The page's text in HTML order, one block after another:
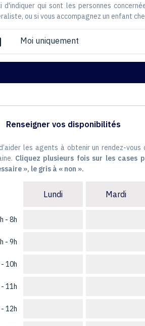
d'indiquer qui sont les personnes
ou si vous accompagnez un enfant
Moi uniquement
Renseigner vos disponibilités
les agents à obtenir un rendez-
Cliquez plusieurs fois sur les cases
», le gris à « non ».
- 8h
- 9h
10h
11h
12h
Lundi Mardi